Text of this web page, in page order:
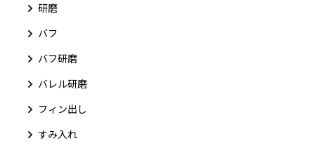
研磨
バフ
バフ研磨
バレル研磨
フィン出し
すみ入れ